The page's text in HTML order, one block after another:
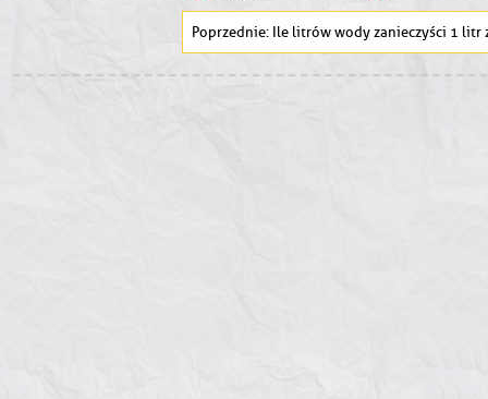
Ile litrów wody zanieczyści 1 litr zużytego oleju